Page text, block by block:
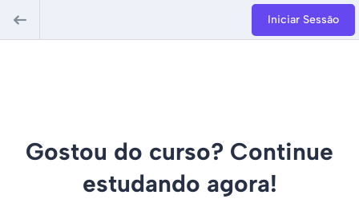
Iniciar Sessão
Gostou do curso? Continue
estudando agora!